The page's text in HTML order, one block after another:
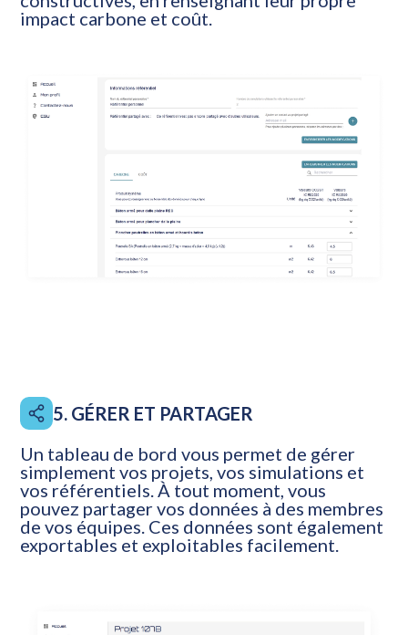
impact carbone et coût.
5. GÉRER ET PARTAGER
Un tableau de bord vous permet de gérer
simplement vos projets, vos simulations et
vos référentiels. À tout moment, vous
pouvez partager vos données à des membres
de vos équipes. Ces données sont également
exportables et exploitables facilement.